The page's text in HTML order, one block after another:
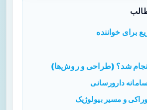
برای خواننده
شد؟ (طراحی و روش‌ها)
دارورسانی
و مسیر بیولوژیک